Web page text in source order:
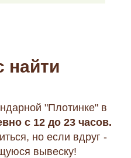
найти
"Плотинке" в
с 12 до 23 часов.
но если вдруг -
вывеску!